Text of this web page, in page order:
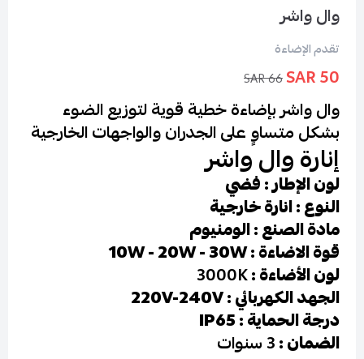
وال واشر
تقدم الإضاءة
50 SAR
66 SAR
وال واشر بإضاءة خطية قوية لتوزيع الضوء
بشكل متساوٍ على الجدران والواجهات الخارجية
إنارة وال واشر
لون الإطار : فضي
النوع : انارة خارجية
مادة الصنع : الومنيوم
قوة الاضاءة : 10W - 20W - 30W
لون الأضاءة :3000K
الجهد الكهربائي : 220V-240V
درجة الحماية : IP65
الضمان :3 سنوات